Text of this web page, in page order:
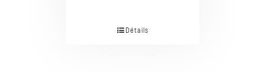
Détails